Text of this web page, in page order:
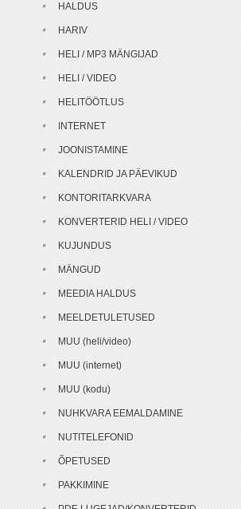
HALDUS
HARIV
HELI / MP3 MÄNGIJAD
HELI / VIDEO
HELITÖÖTLUS
INTERNET
JOONISTAMINE
KALENDRID JA PÄEVIKUD
KONTORITARKVARA
KONVERTERID HELI / VIDEO
KUJUNDUS
MÄNGUD
MEEDIA HALDUS
MEELDETULETUSED
MUU (heli/video)
MUU (internet)
MUU (kodu)
NUHKVARA EEMALDAMINE
NUTITELEFONID
ÕPETUSED
PAKKIMINE